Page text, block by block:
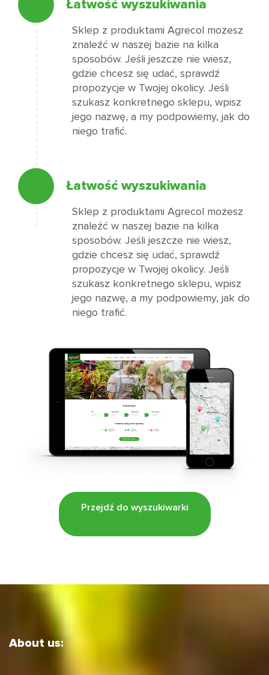
Łatwość wyszukiwania
Sklep z produktami Agrecol możesz
znaleźć w naszej bazie na kilka
sposobów. Jeśli jeszcze nie wiesz,
gdzie chcesz się udać, sprawdź
propozycje w Twojej okolicy. Jeśli
szukasz konkretnego sklepu, wpisz
jego nazwę, a my podpowiemy, jak do
niego trafić.
Łatwość wyszukiwania
Sklep z produktami Agrecol możesz
znaleźć w naszej bazie na kilka
sposobów. Jeśli jeszcze nie wiesz,
gdzie chcesz się udać, sprawdź
propozycje w Twojej okolicy. Jeśli
szukasz konkretnego sklepu, wpisz
jego nazwę, a my podpowiemy, jak do
niego trafić.
Przejdź do wyszukiwarki
About us: